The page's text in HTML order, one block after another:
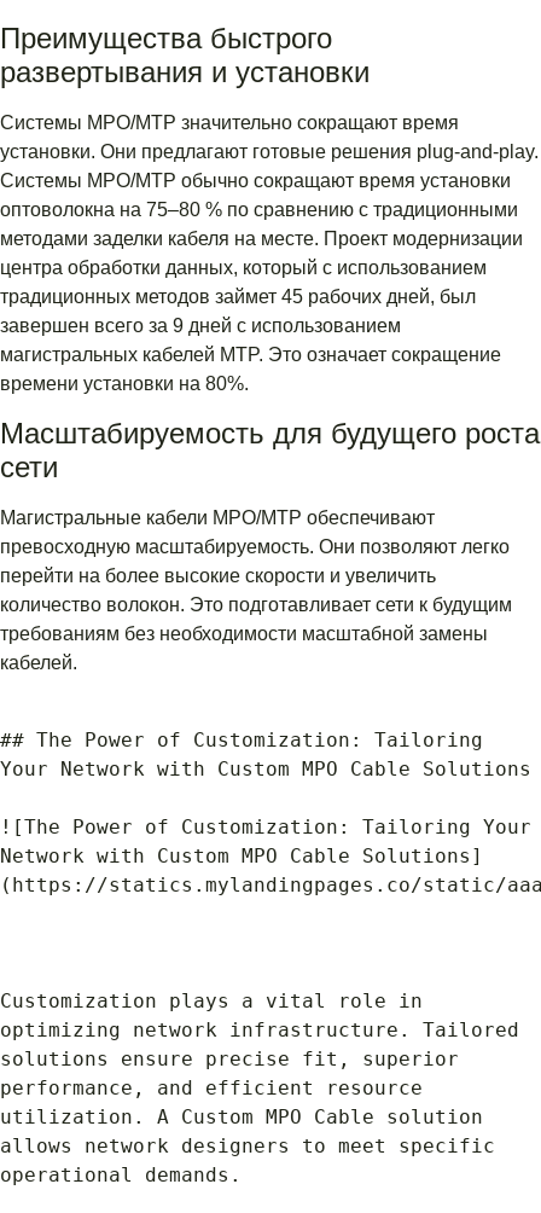
Преимущества быстрого
развертывания и установки
Системы MPO/MTP значительно сокращают время
установки. Они предлагают готовые решения plug-and-play.
Системы MPO/MTP обычно сокращают время установки
оптоволокна на 75–80 % по сравнению с традиционными
методами заделки кабеля на месте. Проект модернизации
центра обработки данных, который с использованием
традиционных методов займет 45 рабочих дней, был
завершен всего за 9 дней с использованием
магистральных кабелей MTP. Это означает сокращение
времени установки на 80%.
Масштабируемость для будущего роста
сети
Магистральные кабели MPO/MTP обеспечивают
превосходную масштабируемость. Они позволяют легко
перейти на более высокие скорости и увеличить
количество волокон. Это подготавливает сети к будущим
требованиям без необходимости масштабной замены
кабелей.
## The Power of Customization: Tailoring
Your Network with Custom MPO Cable Solutions
![The Power of Customization: Tailoring Your
Network with Custom MPO Cable Solutions]
(https://statics.mylandingpages.co/static/
Customization plays a vital role in
optimizing network infrastructure. Tailored
solutions ensure precise fit, superior
performance, and efficient resource
utilization. A Custom MPO Cable solution
allows network designers to meet specific
operational demands.